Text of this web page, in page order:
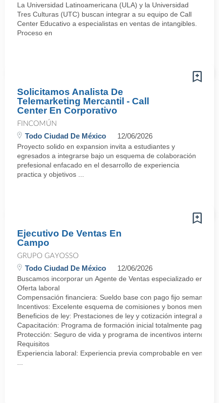
La Universidad Latinoamericana (ULA) y la Universidad
Tres Culturas (UTC) buscan integrar a su equipo de Call
Center Educativo a especialistas en ventas de intangibles.
Proceso en
Solicitamos Analista De
Telemarketing Mercantil - Call
Center En Corporativo
FINCOMÚN
Todo Ciudad De México 12/06/2026
Proyecto solido en expansion invita a estudiantes y
egresados a integrarse bajo un esquema de colaboración
prefesional enfacado en el desarrollo de experiencia
practica y objetivos ...
Ejecutivo De Ventas En
Campo
GRUPO GAYOSSO
Todo Ciudad De México 12/06/2026
Buscamos incorporar un Agente de Ventas especializado en
Oferta laboral
Compensación financiera: Sueldo base con pago fijo semanal.
Incentivos: Excelente esquema de comisiones y bonos
Beneficios de ley: Prestaciones de ley y cotización integral ante
Capacitación: Programa de formación inicial totalmente pagado.
Protección: Seguro de vida y programa de incentivos internos.
Requisitos
Experiencia laboral: Experiencia previa comprobable en